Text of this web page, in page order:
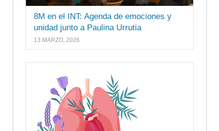
8M en el INT: Agenda de emociones y
unidad junto a Paulina Urrutia
13 MARZO, 2026